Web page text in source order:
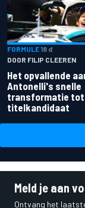
FORMULE 18 d
DOOR FILIP CLEEREN
Het opvallende
Antonelli's snelle
transformatie tot
titelkandidaat
Meld je aan
Ontvang het